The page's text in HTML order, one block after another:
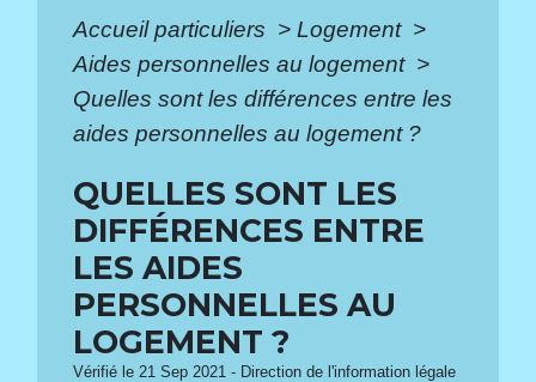
Accueil particuliers > Logement >
Aides personnelles au logement >
Quelles sont les différences entre les
aides personnelles au logement ?
QUELLES SONT LES
DIFFÉRENCES ENTRE
LES AIDES
PERSONNELLES AU
LOGEMENT ?
Vérifié le 21 Sep 2021 - Direction de l'information légale